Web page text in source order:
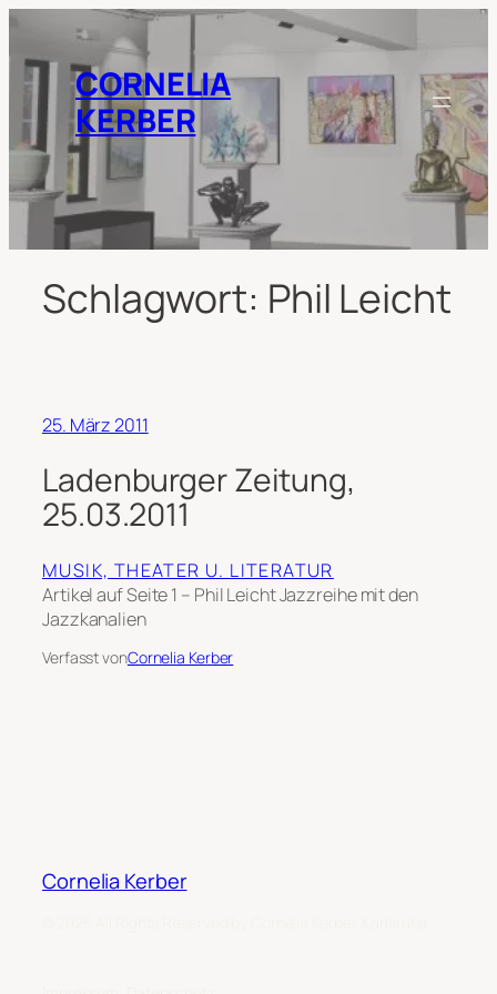
springenCORNELIA
KERBER
Schlagwort: Phil Leicht
25. März 2011
Ladenburger Zeitung,
25.03.2011
MUSIK, THEATER U. LITERATUR
Artikel auf Seite 1 – Phil Leicht Jazzreihe mit den
Jazzkanalien
Verfasst vonCornelia Kerber
Cornelia Kerber